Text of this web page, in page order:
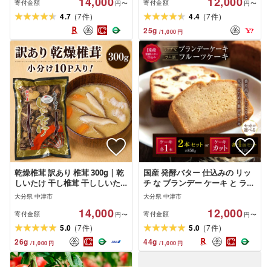
: もり山 スーパー細川 くうとん
ぶんごや げんきや からいち と
よからあげ]
寄付金額 円〜
4.7 (7件)
寄付金額 円〜
4.4 (7件)
25g /1,000 円
乾燥椎茸 訳あり 椎茸 300g | 乾
しいたけ 干し椎茸 干ししいた
け 乾燥しいたけ 干しシイタケ
原木 大分県産 九州産 中津市 国
産 送料無料
大分県 中津市
寄付金額 14,000 円〜
5.0 (7件)
26g /1,000 円
国産 発酵バター 仕込みの リッ
チ な ブランデー ケーキ と ラム
酒 フルーツケーキ 選べる セッ
ト 内容量 850g / 420g | お菓子
菓子 おかし 洋菓子 ケーキ ブラ
ンデー フルーツ 焼き菓子 パウ
ンドケーキ おやつ デザート ス
イーツ 大分県 中津市
大分県 中津市
寄付金額 12,000 円〜
5.0 (7件)
44g /1,000 円